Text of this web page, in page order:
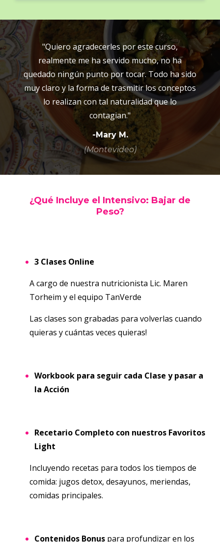
"Quiero agradecerles por este curso,
realmente me ha servido mucho, no ha
quedado ningún punto por tocar. Todo ha sido
muy claro y la forma de trasmitir los conceptos
lo realizan con tal naturalidad que lo
contagian."
-Mary M.
(Montevideo)
¿Qué Incluye el Intensivo: Bajar de
Peso?
3 Clases Online
A cargo de nuestra nutricionista Lic. Maren
Torheim y el equipo TanVerde
Las clases son grabadas para volverlas cuando
quieras y cuántas veces quieras!
Workbook para seguir cada Clase y pasar a
la Acción
Recetario Completo con nuestros Favoritos
Light
Incluyendo recetas para todos los tiempos de
comida: jugos detox, desayunos, meriendas,
comidas principales.
Contenidos Bonus para profundizar en los